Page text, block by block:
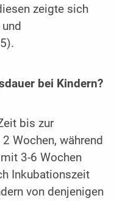
zeigte sich
bei Kindern?
bis zur
Wochen, während
3-6 Wochen
Inkubationszeit
von denjenigen